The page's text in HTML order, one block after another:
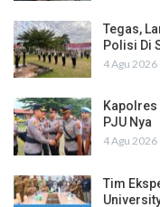
Tegas,
Polisi Di
4 Agu 2026
PJU Nya
4 Agu 2026
Tim